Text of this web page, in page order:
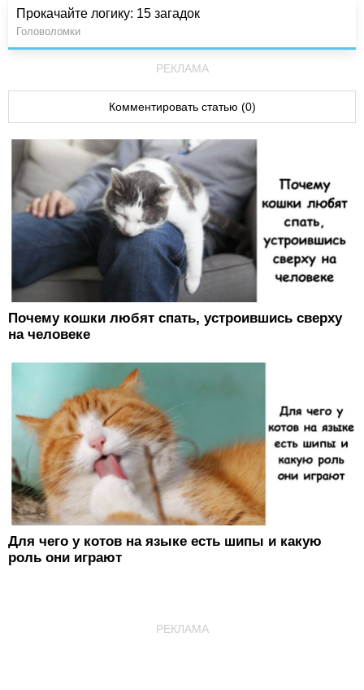
Прокачайте логику: 15 загадок
Головоломки
РЕКЛАМА
Комментировать статью (0)
Почему кошки любят спать, устроившись сверху
на человеке
Для чего у котов на языке есть шипы и какую
роль они играют
РЕКЛАМА